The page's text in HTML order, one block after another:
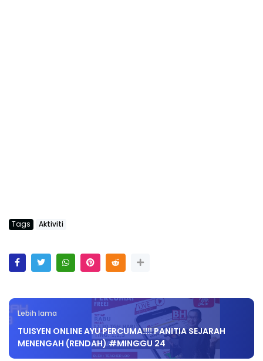
Tags Aktiviti
Lebih lama
TUISYEN ONLINE AYU PERCUMA‼️‼️ PANITIA SEJARAH
MENENGAH (RENDAH) #MINGGU 24